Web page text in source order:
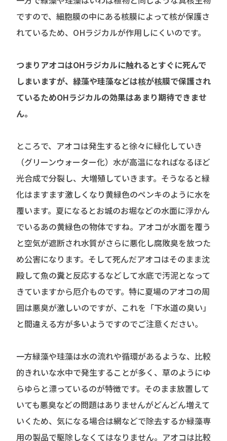
ですので、細胞膜の中にある核膜によって核が保護さ
れているため、OHラジカルが作用しにくいのです。
つまりアオコはOHラジカルに触れるとすぐに死んで
しまいますが、緑藻や珪藻などは核が核膜で保護され
ているためOHラジカルの効果はあまり期待できませ
ん。
ところで、 アオコは発生すると徐々に緑化していき
（グリーンウォーター化）水が高温になればなるほど
光合成で分裂し、大増殖していきます。そうなると緑
化はますます激しくなり黄緑色のペンキのように水を
覆います。夏になるとお城のお堀などの水面に浮かん
でいるあの黄緑色の物体ですね。アオコが水面を覆う
と空気が遮断され水質がさらに悪化し腐敗臭を放つた
め公害になります。そして死んだアオコはそのまま沈
殿して魚の糞と反応するなどして水底で汚泥となって
きていますから厄介ものです。 特に夏場のアオコの周
囲は悪臭が激しいのですが、これを「下水道の臭い」
と間違える方が多いようですのでご注意ください。
一方緑藻や珪藻は水の流れや循環があるような、比較
的きれいな水中で発生することが多く、草のようにゆ
らゆらと漂っているのが特徴です。そのまま放置して
いても悪臭などの問題はありませんがどんどん増えて
いくため、気になる場合は網などで除去するか緑藻専
用の製品で駆除しなくてはなりません。アオコは比較